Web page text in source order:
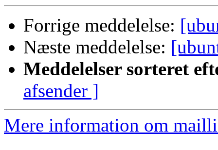
Forrige meddelelse:
Næste meddelelse:
Meddelelser sorteret
afsender ]
Mere information om